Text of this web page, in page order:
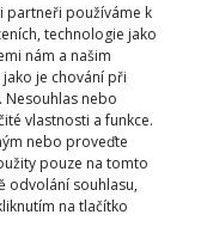
partneři používáme k
technologie jako
nám a našim
je chování při
nebo
vlastnosti a funkce.
nebo proveďte
pouze na tomto
odvolání souhlasu,
na tlačítko
zkontrolovat